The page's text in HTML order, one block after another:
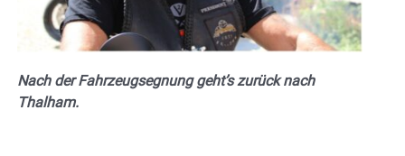
Nach der Fahrzeugsegnung geht’s zurück nach
Thalham.